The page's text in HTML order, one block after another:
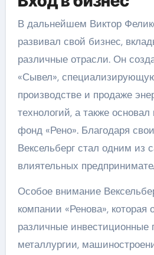
В дальнейшем Виктор
развивал свой бизнес,
различные отрасли. Он
«Сывел»,
производстве и продаже
технологий, а также
фонд «Рено». Благодаря
Вексельберг стал одним из
влиятельных
Особое внимание
компании «Ренова», которая
различные инвестиционные
металлургии,